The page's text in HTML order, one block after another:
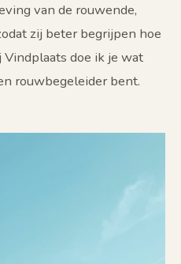
van de rouwende,
zij beter begrijpen hoe
doe ik je wat
rouwbegeleider bent.